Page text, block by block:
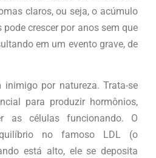
claros, ou seja, o acúmulo
crescer por anos sem que
em um evento grave, de
por natureza. Trata-se
para produzir hormônios,
as células funcionando. O
no famoso LDL (o
está alto, ele se deposita